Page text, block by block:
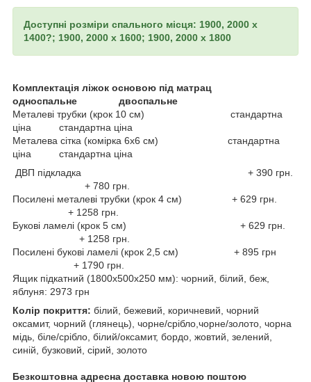
Доступні розміри спального місця: 1900, 2000 х
1400?; 1900, 2000 х 1600; 1900, 2000 х 1800
Комплектація ліжок основою під матрац
односпальне двоспальне
Металеві трубки (крок 10 см) стандартна
ціна стандартна ціна
Металева сітка (комірка 6х6 см) стандартна
ціна стандартна ціна
ДВП підкладка + 390 грн.
+ 780 грн.
Посилені металеві трубки (крок 4 см) + 629 грн.
+ 1258 грн.
Букові ламелі (крок 5 см) + 629 грн.
+ 1258 грн.
Посилені букові ламелі (крок 2,5 см) + 895 грн
+ 1790 грн.
Ящик підкатний (1800х500х250 мм): чорний, білий, беж,
яблуня: 2973 грн
Колір покриття: білий, бежевий, коричневий, чорний
оксамит, чорний (глянець), чорне/срібло,чорне/золото, чорна
мідь, біле/срібло, білий/оксамит, бордо, жовтий, зелений,
синій, бузковий, сірий, золото
Безкоштовна адресна доставка новою поштою